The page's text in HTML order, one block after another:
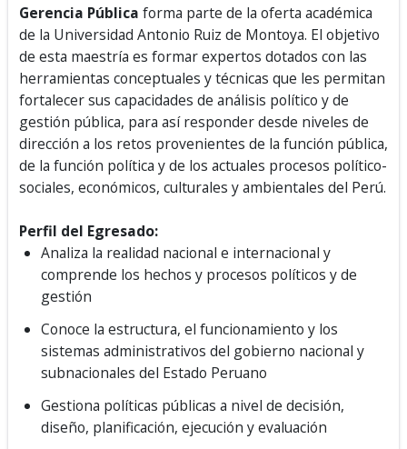
Gerencia Pública forma parte de la oferta académica
de la Universidad Antonio Ruiz de Montoya. El objetivo
de esta maestría es formar expertos dotados con las
herramientas conceptuales y técnicas que les permitan
fortalecer sus capacidades de análisis político y de
gestión pública, para así responder desde niveles de
dirección a los retos provenientes de la función pública,
de la función política y de los actuales procesos político-
sociales, económicos, culturales y ambientales del Perú.
Perfil del Egresado:
Analiza la realidad nacional e internacional y
comprende los hechos y procesos políticos y de
gestión
Conoce la estructura, el funcionamiento y los
sistemas administrativos del gobierno nacional y
subnacionales del Estado Peruano
Gestiona políticas públicas a nivel de decisión,
diseño, planificación, ejecución y evaluación